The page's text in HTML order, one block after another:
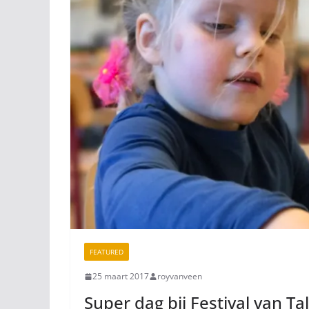
FEATURED
25 maart 2017 royvanveen
Super dag bij Festival van